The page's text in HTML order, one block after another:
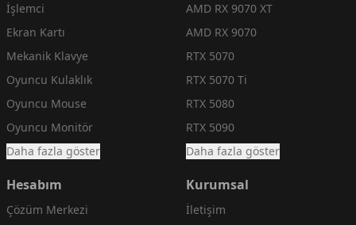
İşlemci
Ekran Kartı
Mekanik Klavye
Oyuncu Kulaklık
Oyuncu Mouse
Oyuncu Monitör
Daha fazla göster
AMD RX 9070 XT
AMD RX 9070
RTX 5070
RTX 5070 Ti
RTX 5080
RTX 5090
Daha fazla göster
Hesabım
Çözüm Merkezi
Kurumsal
İletişim